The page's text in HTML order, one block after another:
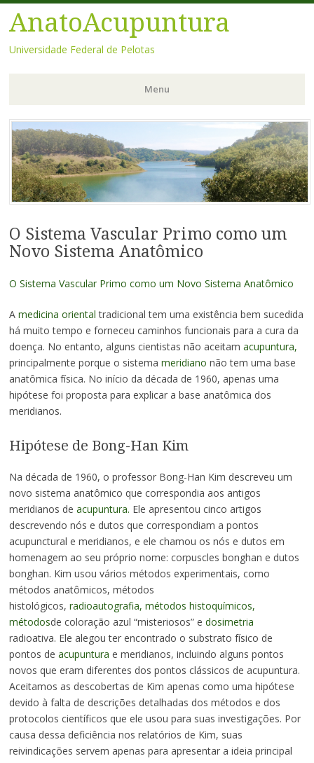
AnatoAcupuntura
Universidade Federal de Pelotas
Menu
Pular
para
o
conteúdo
O Sistema Vascular Primo como um
Novo Sistema Anatômico
O Sistema Vascular Primo como um Novo Sistema Anatômico
A medicina oriental tradicional tem uma existência bem sucedida
há muito tempo e forneceu caminhos funcionais para a cura da
doença. No entanto, alguns cientistas não aceitam acupuntura,
principalmente porque o sistema meridiano não tem uma base
anatômica física. No início da década de 1960, apenas uma
hipótese foi proposta para explicar a base anatômica dos
meridianos.
Hipótese de Bong-Han Kim
Na década de 1960, o professor Bong-Han Kim descreveu um
novo sistema anatômico que correspondia aos antigos
meridianos de acupuntura. Ele apresentou cinco artigos
descrevendo nós e dutos que correspondiam a pontos
acupunctural e meridianos, e ele chamou os nós e dutos em
homenagem ao seu próprio nome: corpuscles bonghan e dutos
bonghan. Kim usou vários métodos experimentais, como
métodos anatômicos, métodos
histológicos, radioautografia, métodos histoquímicos,
métodosde coloração azul “misteriosos” e dosimetria
radioativa. Ele alegou ter encontrado o substrato físico de
pontos de acupuntura e meridianos, incluindo alguns pontos
novos que eram diferentes dos pontos clássicos de acupuntura.
Aceitamos as descobertas de Kim apenas como uma hipótese
devido à falta de descrições detalhadas dos métodos e dos
protocolos científicos que ele usou para suas investigações. Por
causa dessa deficiência nos relatórios de Kim, suas
reivindicações servem apenas para apresentar a ideia principal